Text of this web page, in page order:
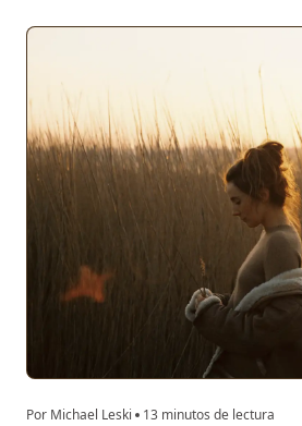
Por Michael Leski 13 minutos de lectura